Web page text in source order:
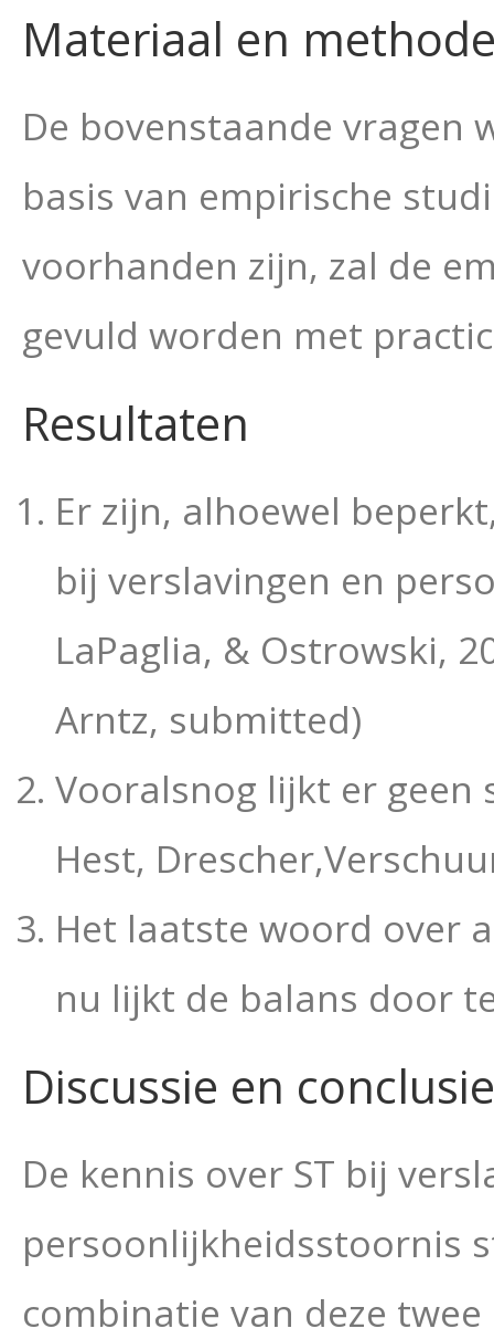
Materiaal en
De bovenstaande vragen
basis van empirische
voorhanden zijn, zal de
gevuld worden met
Resultaten
Er zijn, alhoewel
bij verslavingen en
LaPaglia, & Ostrowski,
Arntz, submitted)
Vooralsnog lijkt er geen
Hest, Drescher,
Het laatste woord over
nu lijkt de balans door
Discussie en conclusie
De kennis over ST bij
persoonlijkheidsstoornis
combinatie van deze